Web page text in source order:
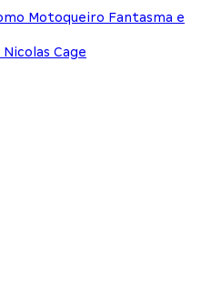
Motoqueiro Fantasma e
Cage